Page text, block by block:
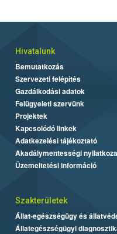
Hivatalunk
Bemutatkozás
Szervezeti felépítés
Gazdálkodási adatok
Felügyeleti szervünk
Projektek
Kapcsolódó linkek
Adatkezelési tájékoztató
Akadálymentességi
Üzemeltetési információ
Szakterületek
Állat-egészségügy és
Állategészségügyi